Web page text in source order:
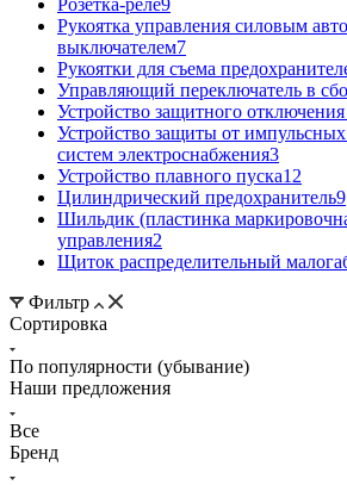
Рукоятка управления силовым
выключателем7
Рукоятки для съема
Управляющий переключатель в
Устройство защитного
Устройство защиты от
систем электроснабжения3
Устройство плавного пуска12
Цилиндрический предохранитель9
Шильдик (пластинка
управления2
Щиток распределительный
Фильтр
Сортировка
По популярности (убывание)
Наши предложения
Все
Бренд